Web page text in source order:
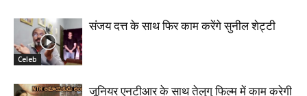
Celeb
संजय दत्त के साथ फिर काम करेंगे सुनील शेट्टी
जूनियर एनटीआर के साथ तेलुगु फिल्म में काम करेगी